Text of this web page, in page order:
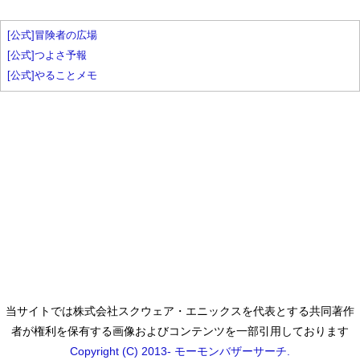
[公式]冒険者の広場
[公式]つよさ予報
[公式]やることメモ
当サイトでは株式会社スクウェア・エニックスを代表とする共同著作
者が権利を保有する画像およびコンテンツを一部引用しております
Copyright (C) 2013- モーモンバザーサーチ.